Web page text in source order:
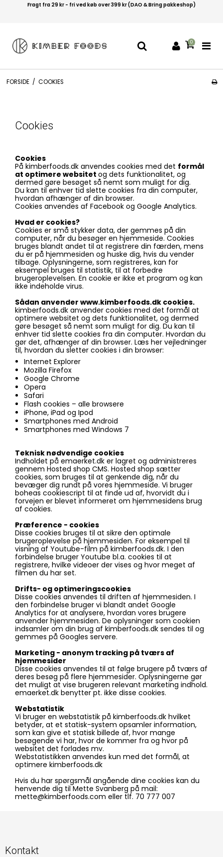
Fragt fra 29 kr - fri ved køb over 399 kr (DAO & Bring pakkeshop)
0
FORSIDE / COOKIES
Cookies
Cookies
På kimberfoods.dk anvendes cookies med det formål
at optimere websitet og dets funktionalitet, og
dermed gøre besøget så nemt som muligt for dig.
Du kan til enhver tid slette cookies fra din computer,
hvordan afhænger af din browser.
Cookies anvendes af Facebook og Google Analytics.
Hvad er cookies?
Cookies er små stykker data, der gemmes på din
computer, når du besøger en hjemmeside. Cookies
bruges blandt andet til at registrere din færden, mens
du er på hjemmesiden og huske dig, hvis du vender
tilbage. Oplysningerne, som registreres, kan for
eksempel bruges til statistik, til at forbedre
brugeroplevelsen. En cookie er ikke et program og kan
ikke indeholde virus.
Sådan anvender www.kimberfoods.dk cookies.
kimberfoods.dk anvender cookies med det formål at
optimere websitet og dets funktionalitet, og dermed
gøre besøget så nemt som muligt for dig. Du kan til
enhver tid slette cookies fra din computer. Hvordan du
gør det, afhænger af din browser. Læs her vejledninger
til, hvordan du sletter cookies i din browser:
Internet Explorer
Mozilla Firefox
Google Chrome
Opera
Safari
Flash cookies – alle browsere
iPhone, iPad og Ipod
Smartphones med Android
Smartphones med Windows 7
Teknisk nødvendige cookies
Indholdet på emaerket.dk er lagret og administreres
gennem Hosted shop CMS. Hosted shop sætter
cookies, som bruges til at genkende dig, når du
bevæger dig rundt på vores hjemmeside. Vi bruger
boheas cookiescript til at finde ud af, hvorvidt du i
forvejen er blevet informeret om hjemmesidens brug
af cookies.
Præference - cookies
Disse cookies bruges til at sikre den optimale
brugeroplevelse på hjemmesiden. For eksempel til
visning af Youtube-film på kimberfoods.dk. I den
forbindelse bruger Youtube bl.a. cookies til at
registrere, hvilke videoer der vises og hvor meget af
filmen du har set.
Drifts- og optimeringscookies
Disse cookies anvendes til driften af hjemmesiden. I
den forbindelse bruger vi blandt andet Google
Analytics for at analysere, hvordan vores brugere
anvender hjemmesiden. De oplysninger som cookien
indsamler om din brug af kimberfoods.dk sendes til og
gemmes på Googles servere.
Marketing - anonym tracking på tværs af
hjemmesider
Disse cookies anvendes til at følge brugere på tværs af
deres besøg på flere hjemmesider. Oplysningerne gør
det muligt at vise brugeren relevant marketing indhold.
emaerket.dk benytter pt. ikke disse cookies.
Webstatistik
Vi bruger en webstatistik på kimberfoods.dk hvilket
betyder, at et statisk-system opsamler information,
som kan give et statisk billede af, hvor mange
besøgende vi har, hvor de kommer fra og hvor på
websitet det forlades mv.
Webstatistikken anvendes kun med det formål, at
optimere kimberfoods.dk
Hvis du har spørgsmål angående dine cookies kan du
henvende dig til Mette Svanberg på mail:
mette@kimberfoods.com eller tlf. 70 777 007
Kontakt